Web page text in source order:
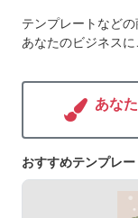
テンプレートなど
あなたのビジネスに
あな
おすすめテンプレ